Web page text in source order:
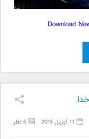
Download
5 نظر 11 آوریل 2016